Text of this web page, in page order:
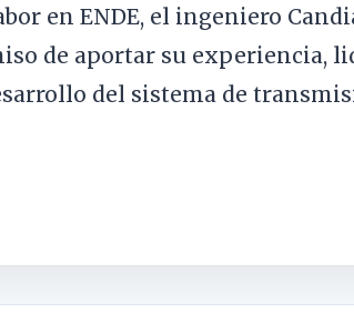
en ENDE, el ingeniero
de aportar su experiencia,
del sistema de